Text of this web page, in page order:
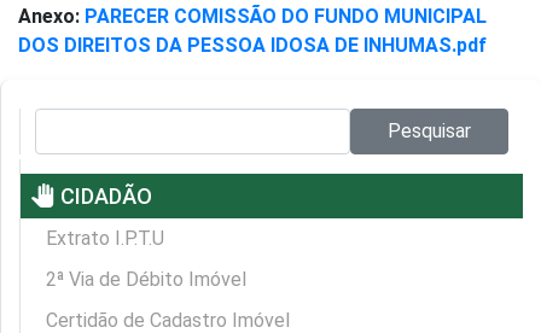
Anexo: PARECER COMISSÃO DO FUNDO MUNICIPAL
DOS DIREITOS DA PESSOA IDOSA DE INHUMAS.pdf
Pesquisar
pan_tool CIDADÃO
Extrato I.P.T.U
2ª Via de Débito Imóvel
Certidão de Cadastro Imóvel